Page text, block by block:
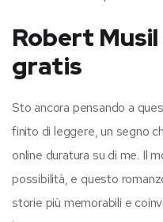
Robert
gratis
Sto ancora pensando a
finito di leggere, un segno
online duratura su di me. Il
possibilità, e questo
storie più memorabili e